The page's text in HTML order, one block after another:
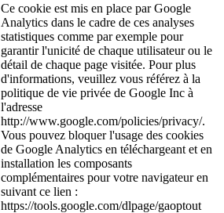
Ce cookie est mis en place par Google
Analytics dans le cadre de ces analyses
statistiques comme par exemple pour
garantir l'unicité de chaque utilisateur ou le
détail de chaque page visitée. Pour plus
d'informations, veuillez vous référez à la
politique de vie privée de Google Inc à
l'adresse
http://www.google.com/policies/privacy/.
Vous pouvez bloquer l'usage des cookies
de Google Analytics en téléchargeant et en
installation les composants
complémentaires pour votre navigateur en
suivant ce lien :
https://tools.google.com/dlpage/gaoptout